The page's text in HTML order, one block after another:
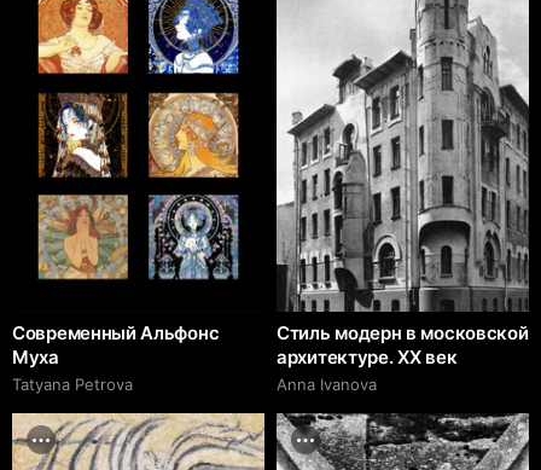
Современный Альфонс
Муха
Tatyana Petrova
Стиль модерн в московской
архитектуре. XX век
Anna Ivanova